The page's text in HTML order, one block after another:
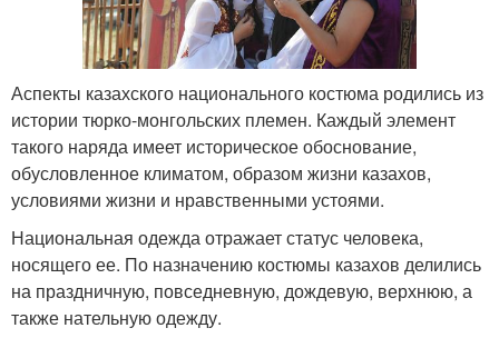
Аспекты казахского национального костюма родились из
истории тюрко-монгольских племен. Каждый элемент
такого наряда имеет историческое обоснование,
обусловленное климатом, образом жизни казахов,
условиями жизни и нравственными устоями.
Национальная одежда отражает статус человека,
носящего ее. По назначению костюмы казахов делились
на праздничную, повседневную, дождевую, верхнюю, а
также нательную одежду.